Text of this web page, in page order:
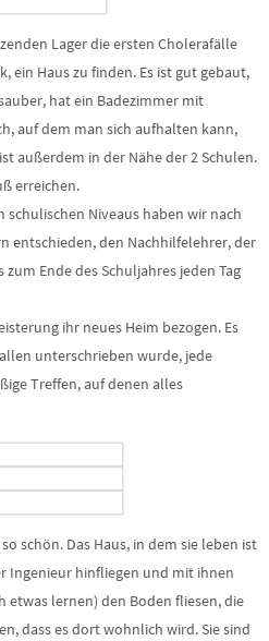
Lager die ersten Cholerafälle
ein Haus zu finden. Es ist gut gebaut,
hat ein Badezimmer mit
auf dem man sich aufhalten kann,
außerdem in der Nähe der 2 Schulen.
erreichen.
Niveaus haben wir nach
entschieden, den Nachhilfelehrer, der
Ende des Schuljahres jeden Tag
ihr neues Heim bezogen. Es
unterschrieben wurde, jede
Treffen, auf denen alles
schön. Das Haus, in dem sie leben ist
Ingenieur hinfliegen und mit ihnen
etwas lernen) den Boden fliesen, die
dass es dort wohnlich wird. Sie sind